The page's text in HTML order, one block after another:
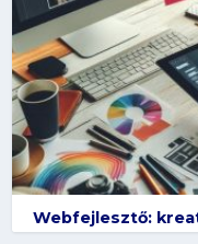
Webfejlesztő: